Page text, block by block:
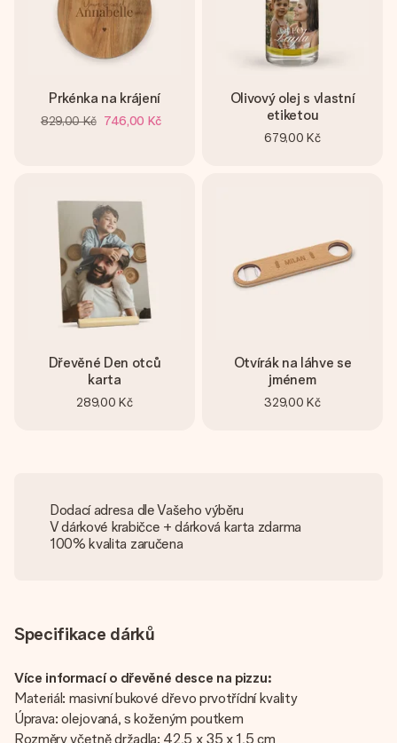
Prkénka na krájení
829,00 Kč 746,00 Kč
Olivový olej s vlastní
etiketou
679,00 Kč
Dřevěné Den otců
karta
289,00 Kč
Otvírák na láhve se
jménem
329,00 Kč
Dodací adresa dle Vašeho výběru
V dárkové krabičce + dárková karta zdarma
100% kvalita zaručena
Specifikace dárků
Více informací o dřevěné desce na pizzu:
Materiál: masivní bukové dřevo prvotřídní kvality
Úprava: olejovaná, s koženým poutkem
Rozměry včetně držadla: 42,5 x 35 x 1,5 cm